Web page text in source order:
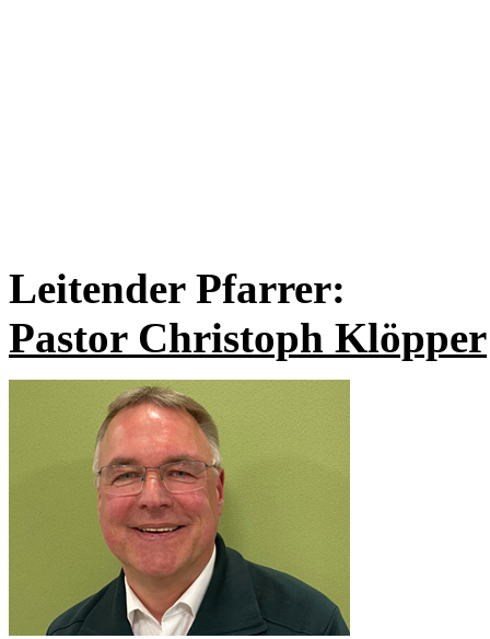
Leitender Pfarrer:
Pastor Christoph Klöpper